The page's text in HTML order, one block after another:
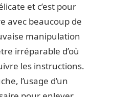
et c’est pour
avec beaucoup de
manipulation
irréparable d’où
les instructions.
l’usage d’un